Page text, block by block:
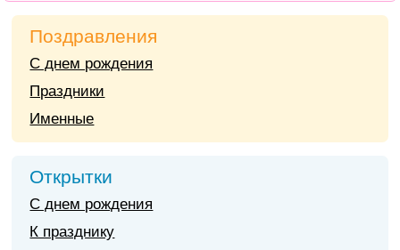
Поздравления
С днем рождения
Праздники
Именные
Открытки
С днем рождения
К празднику